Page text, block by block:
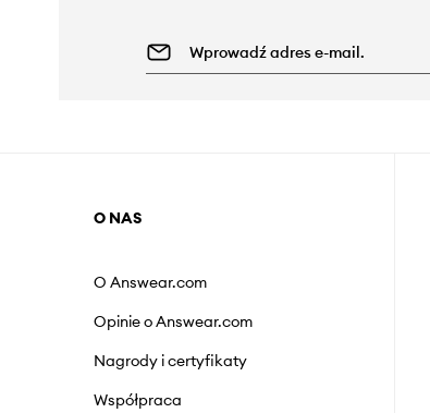
O NAS
O Answear.com
Opinie o Answear.com
Nagrody i certyfikaty
Współpraca